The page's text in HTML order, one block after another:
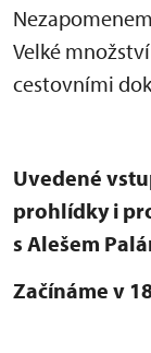
Velké
cestovními
Uvedené
prohlídky i
s Alešem
Začínáme v